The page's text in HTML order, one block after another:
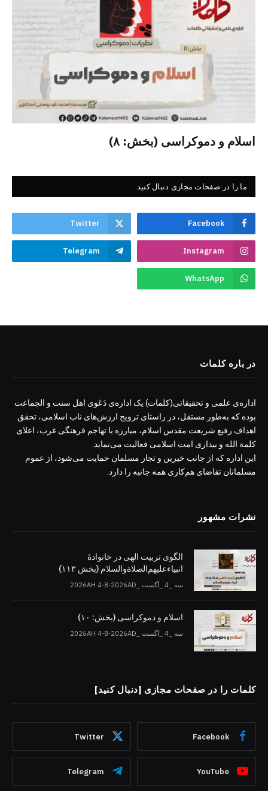
اسلام و دموکراسی (بخش: ۸)
ما را در صفحات مجازی دنبال کنید
Facebook
Twitter
Instagram
Telegram
WhatsApp
در باره کلمات
اداره‌ی علمی و تحقیقاتی(کلمات) یک اداره‌ی دَعَوی اهل سنت و الجماعت
بوده که به‌طور مستقل، در راستای ترویج ارزش‌های ناب اسلامی، تحقق
اهداف رفیع شریعت مقدس اسلام، مبارزه با تهاجم فرهنگی غرب، اعلای
کلمة الله و بیداری امت اسلامی فعالیت می‌نماید.
این اداره که از جانب خیرین و تجار مسلمان حمایت می‌شود، از عموم
مسلمانان تقاضای هم‌کاری همه جانبه را دارد.
نشرات مشهور
الگوی تربیت الهی در خانوادۀ
انبیاءعلیهم‌الصلاةو‌السلام (بخش ۱۱۳)
سه _4 _آگست _2026AH 4-8-2026AD
اسلام و دموکراسی (بخش: ۱۰)
سه _4 _آگست _2026AH 4-8-2026AD
کلمات را در صفحات مجازی [دنبال کنید]
Facebook
Twitter
YouTube
Telegram